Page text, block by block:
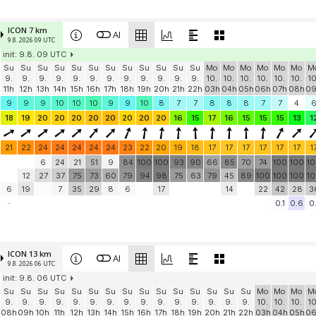
ICON 7 km
9.8. 2026 09 UTC AI
init: 9.8. 09 UTC
Su
9.
11h
Su
9.
12h
Su
9.
13h
Su
9.
14h
Su
9.
15h
Su
9.
16h
Su
9.
17h
Su
9.
18h
Su
9.
19h
Su
9.
20h
Su
9.
21h
Su
9.
22h
Mo
10.
03h
Mo
10.
04h
Mo
10.
05h
Mo
10.
06h
Mo
10.
07h
Mo
10.
08h
9
9 9 10 10 10 9 9 10 8 7 7 8 8 8 7 7 4
6
18
19 20 20 20 20 20 20 20 20 16 15 17 16 15 15 15 13
21 22 24 24 24 24 24 23 22 20 19 18 17 17 17 17 17 17
6
12
19
6
27
24
37
7
21
75
35
51
73
29
9
60
8
84
79
6
100
94
100
98
17
93
75
90
63
66
79
85
45
14
70
89
74
100
22
100
100
42
100
100
28
-
0.1 0.6
ICON 13 km
9.8. 2026 06 UTC AI
init: 9.8. 06 UTC
Su
9.
08h
Su
9.
09h
Su
9.
10h
Su
9.
11h
Su
9.
12h
Su
9.
13h
Su
9.
14h
Su
9.
15h
Su
9.
16h
Su
9.
17h
Su
9.
18h
Su
9.
19h
Su
9.
20h
Su
9.
21h
Su
9.
22h
Mo
10.
03h
Mo
10.
04h
Mo
10.
05h